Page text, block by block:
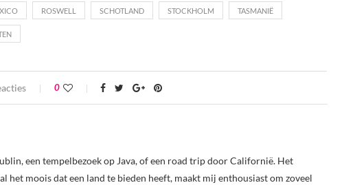
ROSWELL SCHOTLAND STOCKHOLM TASMANIË
0
een tempelbezoek op Java, of een road trip door Californië. Het
het moois dat een land te bieden heeft, maakt mij enthousiast om zoveel